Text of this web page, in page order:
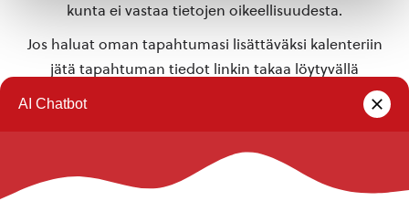
kunta ei vastaa tietojen oikeellisuudesta.
Jos haluat oman tapahtumasi lisättäväksi kalenteriin
jätä tapahtuman tiedot linkin takaa löytyvällä
Rautalammin kunta